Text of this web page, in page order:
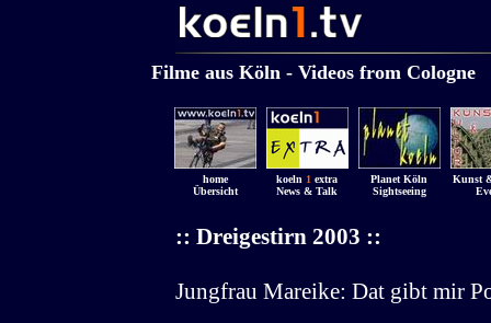
Filme aus Köln - Videos from Cologne
home
Übersicht
koeln 1 extra
News & Talk
Planet Köln
Sightseeing
Kunst
:: Dreigestirn 2003 ::
Jungfrau Mareike: Dat gibt mir